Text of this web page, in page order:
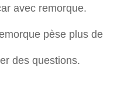
avec remorque.
pèse plus de
des questions.